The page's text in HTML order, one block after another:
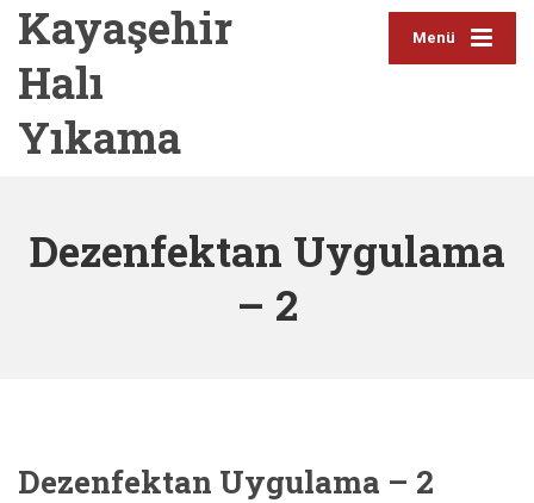
Menü
Kayaşehir
Halı
Yıkama
Dezenfektan Uygulama
– 2
Dezenfektan Uygulama – 2